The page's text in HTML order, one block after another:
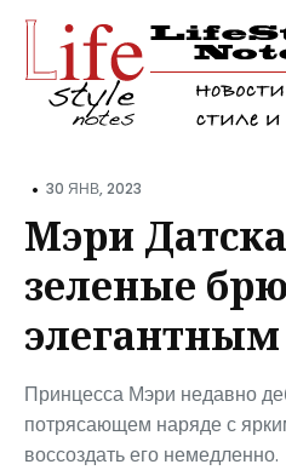
Поиск
• 30 ЯНВ, 2023
Мэри
зеленые
Принцесса Мэри недавно
потрясающем наряде с
воссоздать его немедленно.